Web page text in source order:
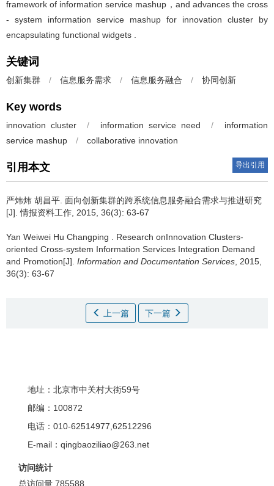
framework of information service mashup，and advances the cross
- system information service mashup for innovation cluster by
encapsulating functional widgets .
关键词
创新集群 / 信息服务需求 / 信息服务融合 / 协同创新
Key words
innovation cluster / information service need /
information
service mashup
/ collaborative innovation
引用本文 导出引用
严炜炜 胡昌平. 面向创新集群的跨系统信息服务融合需求与推进研究
[J]. 情报资料工作, 2015, 36(3): 63-67
Yan Weiwei Hu Changping . Research onInnovation Clusters-
oriented Cross-system Information Services Integration Demand
and Promotion[J]. Information and Documentation Services , 2015,
36(3): 63-67
上一篇 下一篇
地址：北京市中关村大街59号
邮编：100872
电话：010-62514977,62512296
E-mail：qingbaoziliao@263.net
访问统计
总访问量 785588